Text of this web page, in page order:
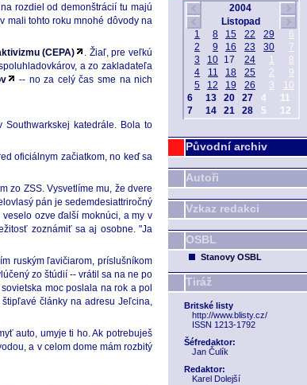
Původní archiv
Autoři
Vzkaz redakci
OSBL
Stanovy OSBL
Tiráž
Britské listy
http://www.blisty.cz/
ISSN 1213-1792
Šéfredaktor:
Jan Čulík
Redaktor:
Karel Dolejší
rozdiel od demonštrácií tu majú
mali tohto roku mnohé dôvody na
(CEPA)
. Žiaľ, pre veľkú
a zo zakladateľa
-- no za celý čas sme na nich
katedrále. Bola to
oficiálnym začiatkom, no keď sa
zo ZSS. Vysvetlíme mu, že dvere
pán je sedemdesiattriročný
ozve ďalší moknúci, a my v
zoznámiť sa aj osobne. "Ja
ruským ľavičiarom, príslušníkom
zo štúdií -- vrátil sa na ne po
moc poslala na rok a pol
články na adresu Jeľcina,
auto, umyje ti ho. Ak potrebuješ
a v celom dome mám rozbitý